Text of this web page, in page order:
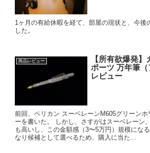
1ヶ月の有給休暇を経て、部屋の現状と、今後
した。
商品レビュー
【所有欲爆発
ポーツ 万年筆
レビュー
前回、ペリカン スーベレーンM605グリーンホ
ーを書いた。 しかし、さすがはスーベレーン
も高いし、この金額感（3〜5万円）規模にな
なり候補として選べるため、購入に当た...